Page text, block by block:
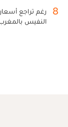
8
رغم تراجع
النفيس